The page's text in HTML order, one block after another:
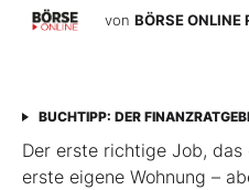
von BÖRSE
BUCHTIPP: DER
Der erste richtige Job,
erste eigene Wohnung –